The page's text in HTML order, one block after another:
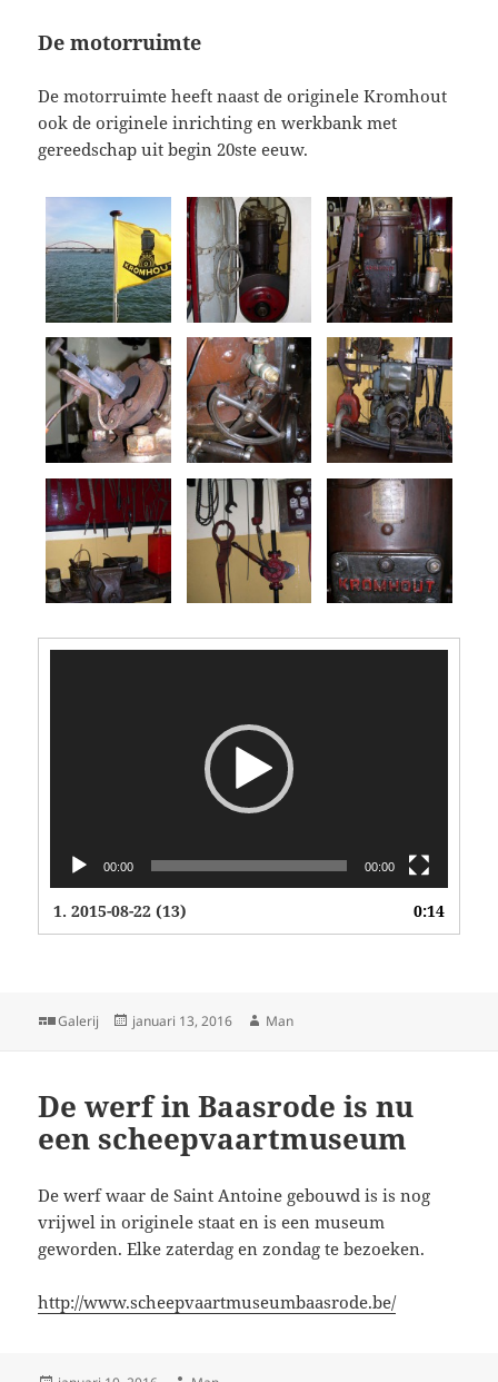
De motorruimte
De motorruimte heeft naast de originele Kromhout
ook de originele inrichting en werkbank met
gereedschap uit begin 20ste eeuw.
00:00 00:00
1.2015-08-22 (13) 0:14
Format
Galerij
Geplaatst
januari 13, 2016 Auteur
Man
De werf in Baasrode is nu
een scheepvaartmuseum
De werf waar de Saint Antoine gebouwd is is nog
vrijwel in originele staat en is een museum
geworden. Elke zaterdag en zondag te bezoeken.
http://www.scheepvaartmuseumbaasrode.be/